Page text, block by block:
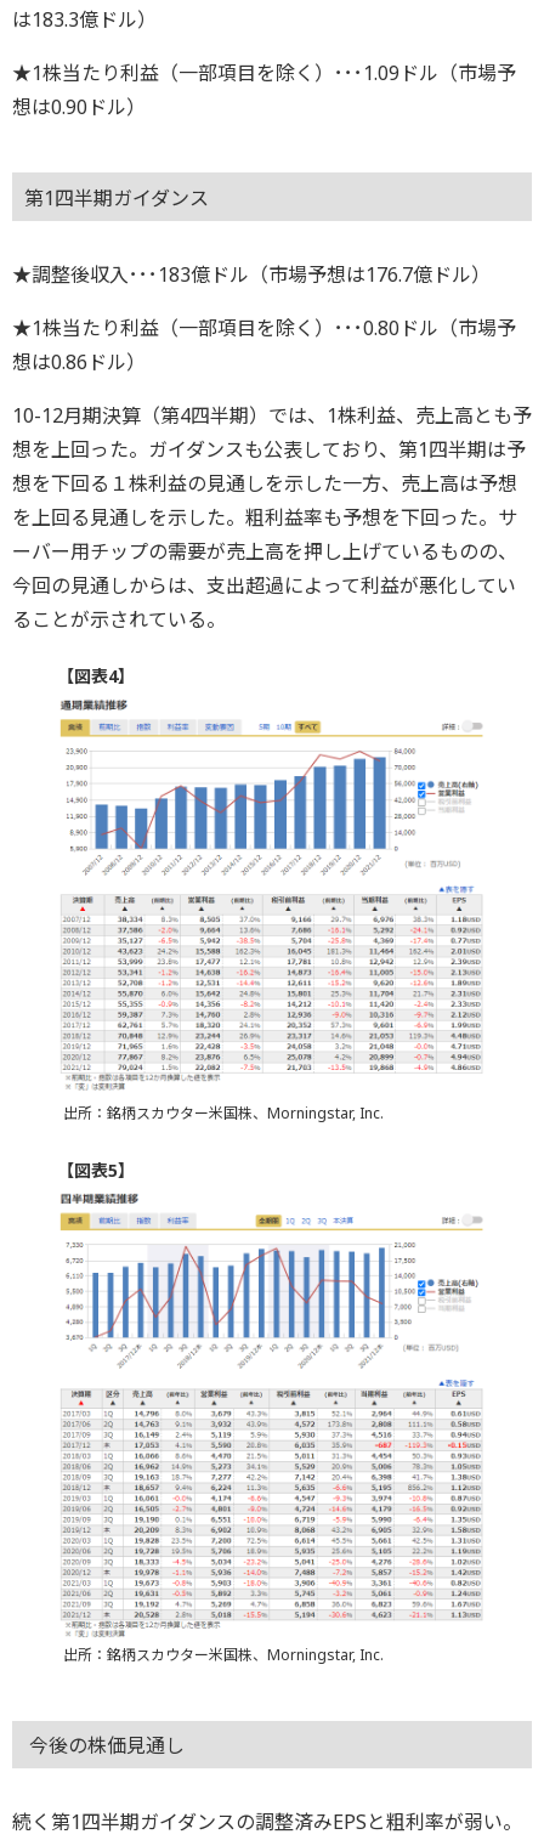
は183.3億ドル）
★1株当たり利益（一部項目を除く）･･･1.09ドル（市場予
想は0.90ドル）
第1四半期ガイダンス
★調整後収入･･･183億ドル（市場予想は176.7億ドル）
★1株当たり利益（一部項目を除く）･･･0.80ドル（市場予
想は0.86ドル）
10-12月期決算（第4四半期）では、1株利益、売上高とも予
想を上回った。ガイダンスも公表しており、第1四半期は予
想を下回る１株利益の見通しを示した一方、売上高は予想
を上回る見通しを示した。粗利益率も予想を下回った。サ
ーバー用チップの需要が売上高を押し上げているものの、
今回の見通しからは、支出超過によって利益が悪化してい
ることが示されている。
【図表4】
出所：銘柄スカウター米国株、Morningstar, Inc.
【図表5】
出所：銘柄スカウター米国株、Morningstar, Inc.
今後の株価見通し
続く第1四半期ガイダンスの調整済みEPSと粗利率が弱い。